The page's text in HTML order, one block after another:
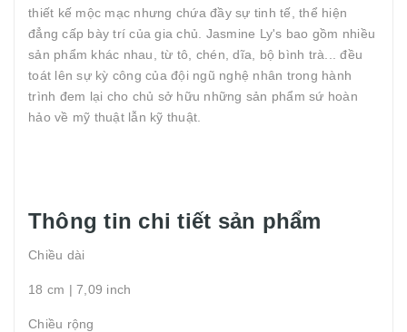
thiết kế mộc mạc nhưng chứa đầy sự tinh tế, thể hiện
đẳng cấp bày trí của gia chủ. Jasmine Ly's bao gồm nhiều
sản phẩm khác nhau, từ tô, chén, dĩa, bộ bình trà... đều
toát lên sự kỳ công của đội ngũ nghệ nhân trong hành
trình đem lại cho chủ sở hữu những sản phẩm sứ hoàn
hảo về mỹ thuật lẫn kỹ thuật.
Thông tin chi tiết sản phẩm
Chiều dài
18 cm | 7,09 inch
Chiều rộng